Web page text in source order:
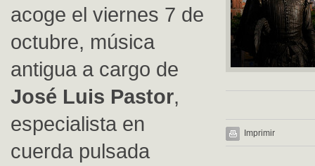
Imprimir
acoge el viernes 7 de
octubre, música
antigua a cargo de
José Luis Pastor,
especialista en
cuerda pulsada